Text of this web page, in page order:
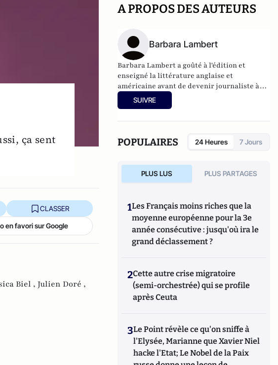
ça sent
CLASSER
en favori sur Google
Biel , Julien Doré ,
A PROPOS DES AUTEURS
Barbara Lambert
Barbara Lambert a goûté à l'édition et
enseigné la littérature anglaise et
américaine avant de devenir journaliste à
"Livres Hebdo". Elle est aujourd'hui
responsable des rubriques société/idées
SUIVRE
POPULAIRES 24 Heures 7 Jours
PLUS LUS PLUS PARTAGES
1Les Français moins riches que la
moyenne européenne pour la 3e
année consécutive : jusqu'où ira le
grand déclassement ?
2Cette autre crise migratoire
(semi-orchestrée) qui se profile
après Ceuta
3Le Point révèle ce qu'on sniffe à
l'Elysée, Marianne que Xavier Niel
hacke l'Etat; Le Nobel de la Paix